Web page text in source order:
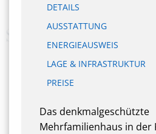
DETAILS
AUSSTATTUNG
ENERGIEAUSWEIS
LAGE & INFRASTRUKTUR
PREISE
Das denkmalgeschützte
Mehrfamilienhaus in der